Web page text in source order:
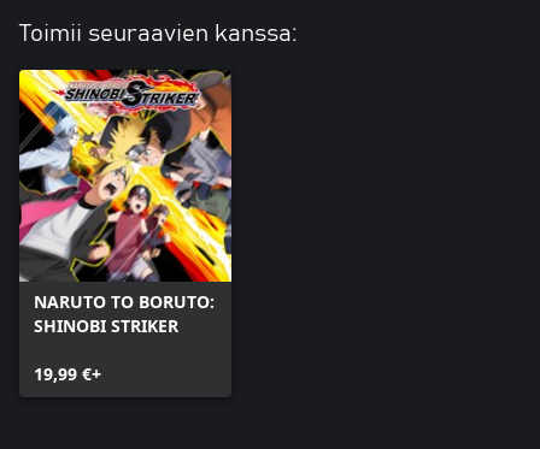
Toimii seuraavien kanssa:
NARUTO TO BORUTO:
SHINOBI STRIKER
19,99 €+